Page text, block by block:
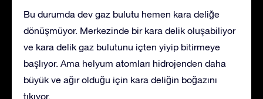
Bu durumda dev gaz bulutu hemen kara deliğe
dönüşmüyor. Merkezinde bir kara delik oluşabiliyor
ve kara delik gaz bulutunu içten yiyip bitirmeye
başlıyor. Ama helyum atomları hidrojenden daha
büyük ve ağır olduğu için kara deliğin boğazını
tıkıyor.